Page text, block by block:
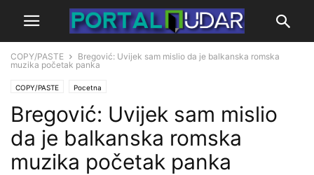
COPY/PASTE
Bregović: Uvijek sam mislio da je balkanska romska
muzika početak panka
COPY/PASTE Pocetna
Bregović: Uvijek sam mislio
da je balkanska romska
muzika početak panka